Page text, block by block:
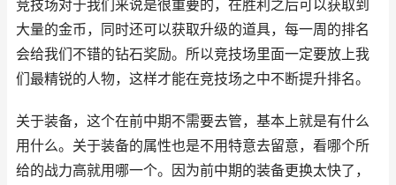
竞技场对于我们来说是很重要的，在胜利之后可以获取到
大量的金币，同时还可以获取升级的道具，每一周的排名
会给我们不错的钻石奖励。所以竞技场里面一定要放上我
们最精锐的人物，这样才能在竞技场之中不断提升排名。
关于装备，这个在前中期不需要去管，基本上就是有什么
用什么。关于装备的属性也是不用特意去留意，看哪个所
给的战力高就用哪一个。因为前中期的装备更换太快了，